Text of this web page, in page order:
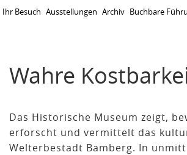
Ihr Besuch Ausstellungen Archiv Buchbare
Wahre
Das Historische Museum zeigt,
erforscht und vermittelt das
Welterbestadt Bamberg. In